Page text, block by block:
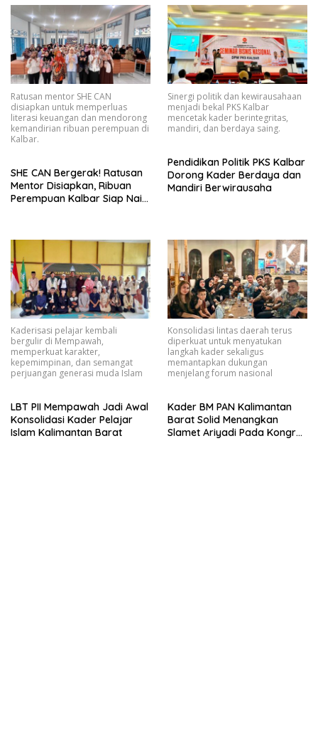
Ratusan mentor SHE CAN
disiapkan untuk memperluas
literasi keuangan dan mendorong
kemandirian ribuan perempuan di
Kalbar.
SHE CAN Bergerak! Ratusan
Mentor Disiapkan, Ribuan
Perempuan Kalbar Siap Naik
Sinergi politik dan kewirausahaan
menjadi bekal PKS Kalbar
mencetak kader berintegritas,
mandiri, dan berdaya saing.
Pendidikan Politik PKS Kalbar
Dorong Kader Berdaya dan
Mandiri Berwirausaha
Kaderisasi pelajar kembali
bergulir di Mempawah,
memperkuat karakter,
kepemimpinan, dan semangat
perjuangan generasi muda Islam
LBT PII Mempawah Jadi Awal
Konsolidasi Kader Pelajar
Islam Kalimantan Barat
Konsolidasi lintas daerah terus
diperkuat untuk menyatukan
langkah kader sekaligus
memantapkan dukungan
menjelang forum nasional
Kader BM PAN Kalimantan
Barat Solid Menangkan
Slamet Ariyadi Pada Kongres